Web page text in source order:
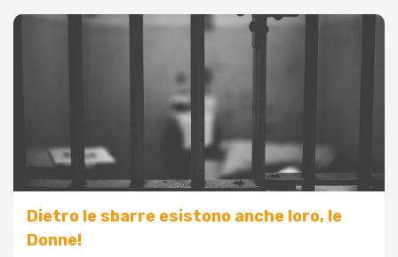
Dietro le sbarre esistono anche loro, le
Donne!